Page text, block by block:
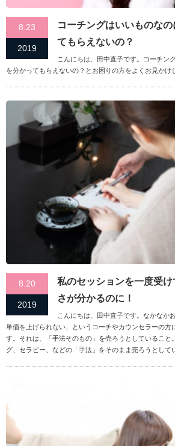
8.23
2019
コーチングはいいものな
てもらえないの？
こんにちは、田中直子です。コーチン
を分かってもらえないの？とお困りの方をよくお見かけ
8.20
2019
私のセッションを一度受
さが分かるのに！
こんにちは、田中直子です。なかなか
単価を上げられない、というコーチやカウンセラーの方
す。それは、「手法そのもの」を売ろうとしていること
グ、セラピー、などの「手法」をそのまま売ろうとして